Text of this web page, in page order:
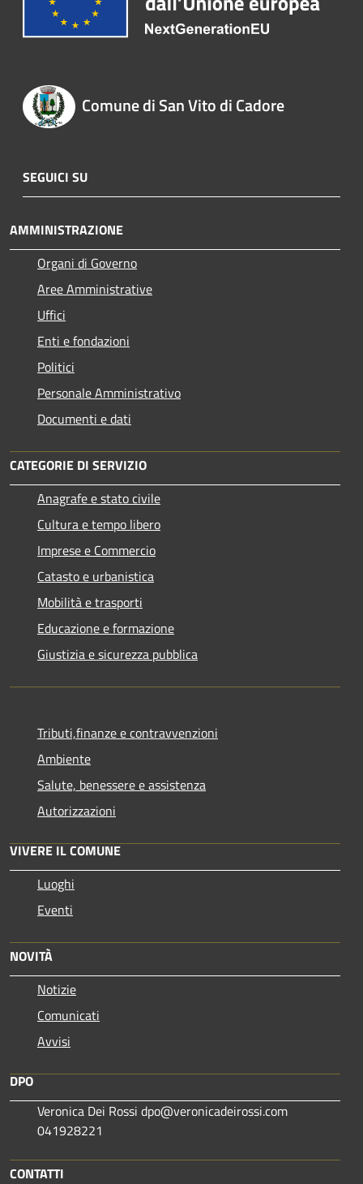
Comune di San Vito di Cadore
SEGUICI SU
AMMINISTRAZIONE
Organi di Governo
Aree Amministrative
Uffici
Enti e fondazioni
Politici
Personale Amministrativo
Documenti e dati
CATEGORIE DI SERVIZIO
Anagrafe e stato civile
Cultura e tempo libero
Imprese e Commercio
Catasto e urbanistica
Mobilità e trasporti
Educazione e formazione
Giustizia e sicurezza pubblica
Tributi,finanze e contravvenzioni
Ambiente
Salute, benessere e assistenza
Autorizzazioni
VIVERE IL COMUNE
Luoghi
Eventi
NOVITÀ
Notizie
Comunicati
Avvisi
DPO
Veronica Dei Rossi dpo@veronicadeirossi.com
041928221
CONTATTI